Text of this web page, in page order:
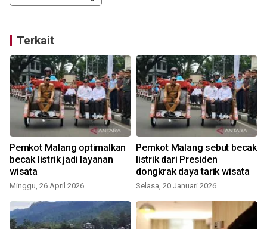
Terkait
Pemkot Malang optimalkan
becak listrik jadi layanan
wisata
Minggu, 26 April 2026
Pemkot Malang sebut becak
listrik dari Presiden
dongkrak daya tarik wisata
Selasa, 20 Januari 2026